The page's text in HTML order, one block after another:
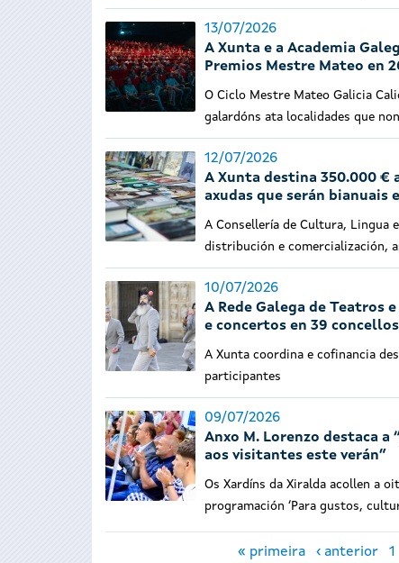
13/07/2026
A Xunta e a Academia
Premios Mestre Mateo en
O Ciclo Mestre Mateo Galicia
galardóns ata localidades que
12/07/2026
A Xunta destina 350.000
axudas que serán bianuais
A Consellería de Cultura, Lingua
distribución e comercialización,
10/07/2026
A Rede Galega de Teatros
e concertos en 39 concellos
A Xunta coordina e cofinancia
participantes
09/07/2026
Anxo M. Lorenzo destaca
aos visitantes este verán”
Os Xardíns da Xiralda acollen a
programación ‘Para gustos,
Páxinas
« primeira ‹ anterior 1